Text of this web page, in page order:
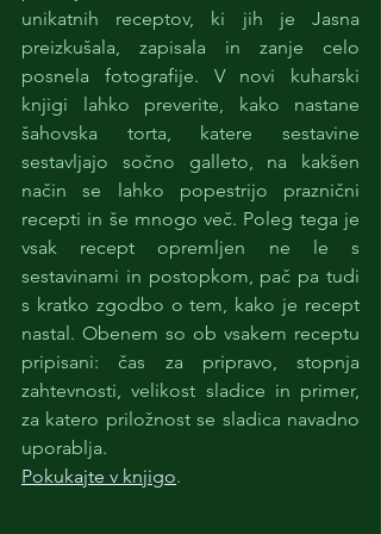
unikatnih receptov, ki jih je Jasna
preizkušala, zapisala in zanje celo
posnela fotografije. V novi kuharski
knjigi lahko preverite, kako nastane
šahovska torta, katere sestavine
sestavljajo sočno galleto, na kakšen
način se lahko popestrijo praznični
recepti in še mnogo več. Poleg tega je
vsak recept opremljen ne le s
sestavinami in postopkom, pač pa tudi
s kratko zgodbo o tem, kako je recept
nastal. Obenem so ob vsakem receptu
pripisani: čas za pripravo, stopnja
zahtevnosti, velikost sladice in primer,
za katero priložnost se sladica navadno
uporablja.
Pokukajte v knjigo.